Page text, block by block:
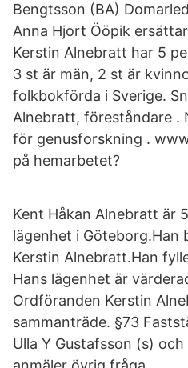
Bengtsson (BA)
Anna Hjort Ööpik
Kerstin Alnebratt har 5
3 st är män, 2 st är
folkbokförda i Sverige.
Alnebratt, föreståndare .
för genusforskning .
på hemarbetet?
Kent Håkan Alnebratt är
lägenhet i Göteborg.Han
Kerstin Alnebratt.Han
Hans lägenhet är
Ordföranden Kerstin
sammanträde. §73
Ulla Y Gustafsson (s)